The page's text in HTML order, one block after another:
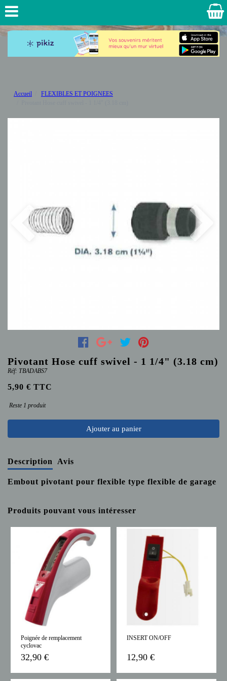
Accueil
FLEXIBLES ET POIGNEES
Previous
Pivotant Hose cuff swivel - 1 1/4" (3.18 cm)
Réf: TBADABS7
5,90 € TTC
Reste 1 produit
Ajouter au panier
Description Avis
Embout pivotant pour flexible type flexible de garage
Produits pouvant vous intéresser
Poignée de remplacement
cyclovac
32,90 €
INSERT ON/OFF
12,90 €